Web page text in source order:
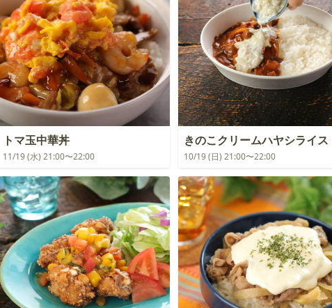
トマ玉中華丼
11/19 (水) 21:00〜22:00
きのこクリームハヤシライス
10/19 (日) 21:00〜22:00